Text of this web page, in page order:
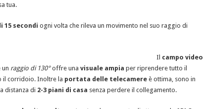
tua.
15 secondi ogni volta che rileva un movimento nel suo raggio di
Il campo video
un raggio di 130°offre una visuale ampia per riprendere tutto il
il corridoio. Inoltre la portata delle telecamereè ottima, sono in
distanza di 2-3 piani di casa senza perdere il collegamento.